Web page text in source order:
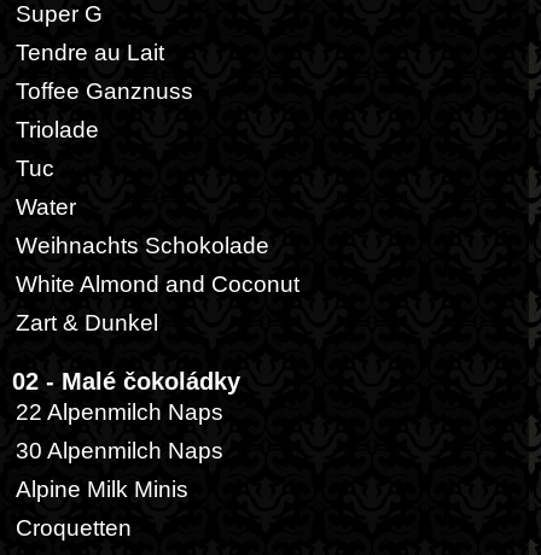
Super G
Tendre au Lait
Toffee Ganznuss
Triolade
Tuc
Water
Weihnachts Schokolade
White Almond and Coconut
Zart & Dunkel
02 - Malé čokoládky
22 Alpenmilch Naps
30 Alpenmilch Naps
Alpine Milk Minis
Croquetten